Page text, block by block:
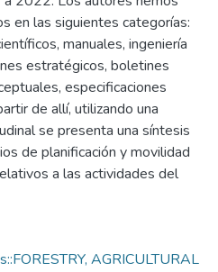
en las siguientes categorías:
manuales, ingeniería
estratégicos, boletines
especificaciones
de allí, utilizando una
se presenta una síntesis
de planificación y movilidad
a las actividades del
AGRICULTURAL